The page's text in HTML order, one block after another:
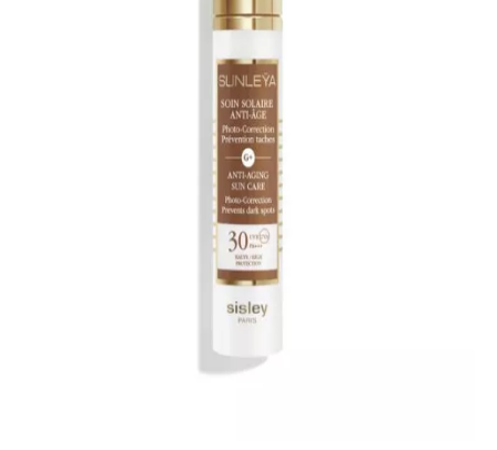
Přihlášením k newsletteru souhlasíte s
potvrzujete, že jste se seznámili se